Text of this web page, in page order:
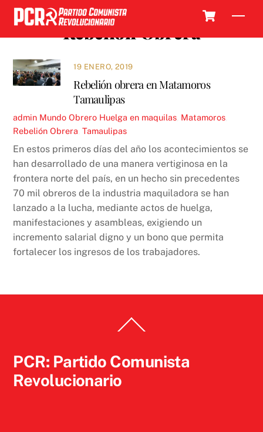
Skip
content
Rebelión Obrera
19 ENERO, 2019
Rebelión obrera en Matamoros
Tamaulipas
admin Mundo Obrero Huelga en maquilas Matamoros
Rebelión Obrera ,Tamaulipas
En estos primeros días del año los acontecimientos se
han desarrollado de una manera vertiginosa en la
frontera norte del país, en un hecho sin precedentes
70 mil obreros de la industria maquiladora se han
lanzado a la lucha, mediante actos de huelga,
manifestaciones y asambleas, exigiendo un
incremento salarial digno y un bono que permita
fortalecer los ingresos de los trabajadores.
To
PCR: Partido Comunista
Revolucionario